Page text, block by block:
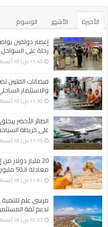
الأخيرة الأشهر
الوسوم
إعصار دولفين
رحلة على السواحل
11:45 ص | 10 أغسطس، 2026
فيضانات الفلبين
والاستثمار
11:30 ص | 10 أغسطس، 2026
على خريطة
11:15 ص | 10 أغسطس، 2026
20 مليار
معادلة الـ50 مليون سائح؟
11:01 ص | 10 أغسطس، 2026
مرسى علم
لدعم ثقة
10:53 ص | 10 أغسطس، 2026